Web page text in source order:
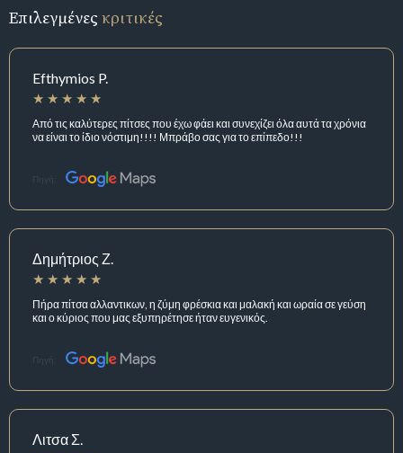
Επιλεγμένεςκριτικές
Efthymios P.
Από τις καλύτερες πίτσες που έχω φάει και συνεχίζει όλα αυτά τα χρόνια
να είναι το ίδιο νόστιμη!!!! Μπράβο σας για το επίπεδο!!!
Πηγή:
Δημήτριος Ζ.
Πήρα πίτσα αλλαντικων, η ζύμη φρέσκια και μαλακή και ωραία σε γεύση
και ο κύριος που μας εξυπηρέτησε ήταν ευγενικός.
Πηγή:
Λιτσα Σ.